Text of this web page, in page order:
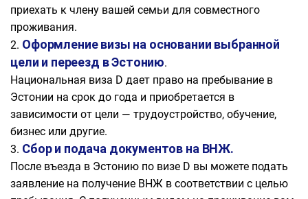
приехать к члену вашей семьи для совместного
проживания.
Оформление визы на основании выбранной
цели и переезд в Эстонию.
Национальная виза D дает право на пребывание в
Эстонии на срок до года и приобретается в
зависимости от цели — трудоустройство, обучение,
бизнес или другие.
Сбор и подача документов на ВНЖ.
После въезда в Эстонию по визе D вы можете подать
заявление на получение ВНЖ в соответствии с целью